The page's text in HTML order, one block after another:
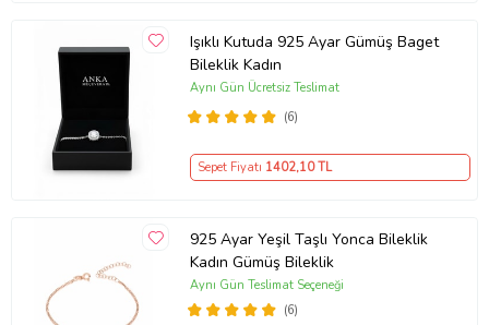
Işıklı Kutuda 925 Ayar Gümüş Baget
Bileklik Kadın
(6)
Aynı Gün Ücretsiz Teslimat
Sepet Fiyatı 1402,10 TL
925 Ayar Yeşil Taşlı Yonca Bileklik
Kadın Gümüş Bileklik
(6)
Aynı Gün Teslimat Seçeneği